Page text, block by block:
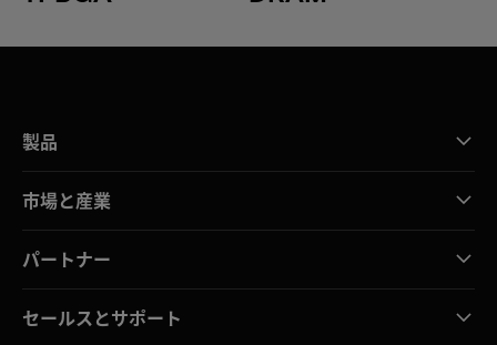
製品
市場と産業
パートナー
セールスとサポート